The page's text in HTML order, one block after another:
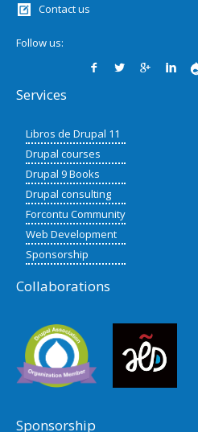
Contact us
Follow us:
Services
Libros de Drupal 11
Drupal courses
Drupal 9 Books
Drupal consulting
Forcontu Community
Web Development
Sponsorship
Collaborations
Sponsorship